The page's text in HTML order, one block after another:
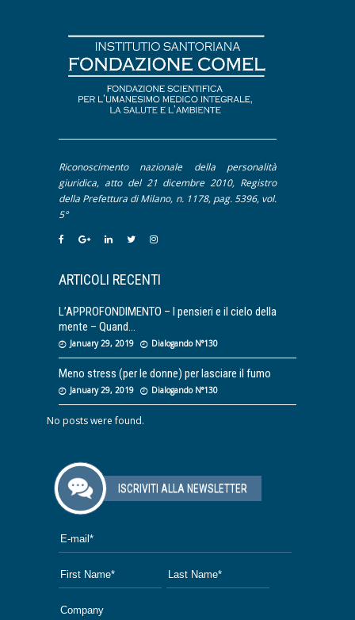
Riconoscimento nazionale della personalità
giuridica, atto del 21 dicembre 2010, Registro
della Prefettura di Milano, n. 1178, pag. 5396, vol.
5°
ARTICOLI RECENTI
L’APPROFONDIMENTO – I pensieri e il cielo della
mente – Quand
January 29, 2019 Dialogando N°130
Meno stress (per le donne) per lasciare il fumo
January 29, 2019 Dialogando N°130
No posts were found.
ISCRIVITI ALLA NEWSLETTER